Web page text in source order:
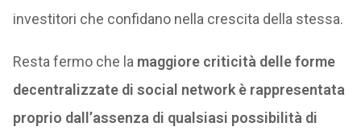
investitori che confidano nella crescita della stessa.
Resta fermo che la maggiore criticità delle forme
decentralizzate di social network è rappresentata
proprio dall’assenza di qualsiasi possibilità di